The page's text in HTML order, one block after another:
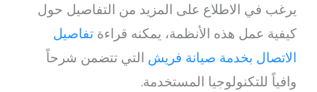
يرغب في الاطلاع على المزيد من التفاصيل حول
كيفية عمل هذه الأنظمة، يمكنه قراءةتفاصيل
الاتصال بخدمة صيانة فريش التي تتضمن شرحاً
وافياً للتكنولوجيا المستخدمة.